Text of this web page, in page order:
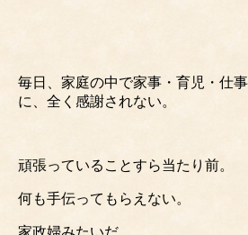
毎日、家庭の中で家事・育児・仕
に、全く感謝されない。
頑張っていることすら当たり前。
何も手伝ってもらえない。
家政婦みたいだ、、、。